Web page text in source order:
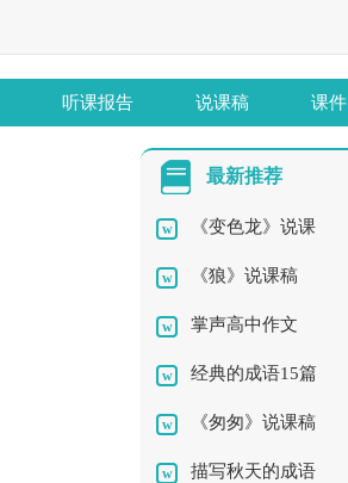
听课报告 说课稿 课件
最新推荐
《变色龙》说课
稿 《狼》说课稿
掌声高中作文
经典的成语15篇
《匆匆》说课稿
15篇描写秋天的成语